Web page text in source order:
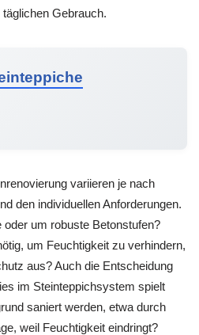
Gebrauch.
variieren je nach
den individuellen Anforderungen.
um robuste Betonstufen?
um Feuchtigkeit zu verhindern,
aus? Auch die Entscheidung
im Steinteppichsystem spielt
saniert werden, etwa durch
weil Feuchtigkeit eindringt?